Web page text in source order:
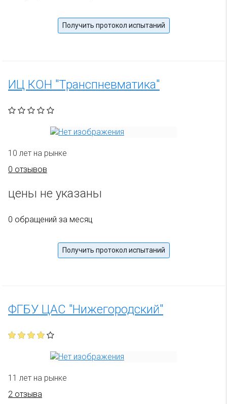
Получить протокол испытаний
ИЦ КОН "Транспневматика"
10 лет на рынке
0 отзывов
цены не указаны
0 обращений за месяц
Получить протокол испытаний
ФГБУ ЦАС "Нижегородский"
11 лет на рынке
2 отзыва